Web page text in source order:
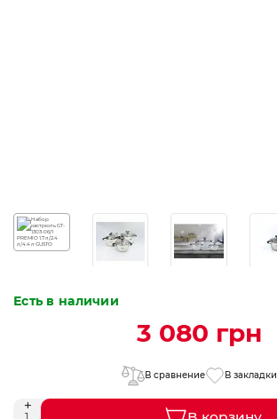
Есть в наличии
3 080 грн
В сравнение В закладки